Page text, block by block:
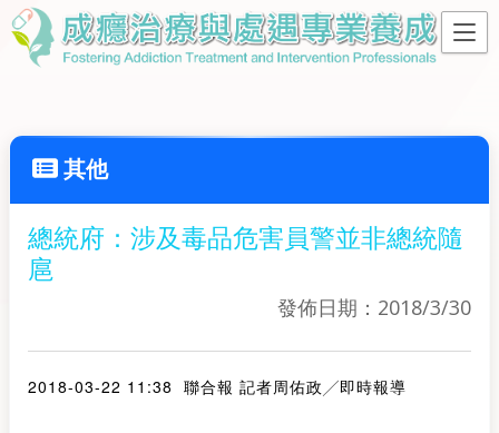
其他
總統府：涉及毒品危害員警並非總統隨
扈
發佈日期：2018/3/30
2018-03-22 11:38 聯合報 記者周佑政 ╱即時報導